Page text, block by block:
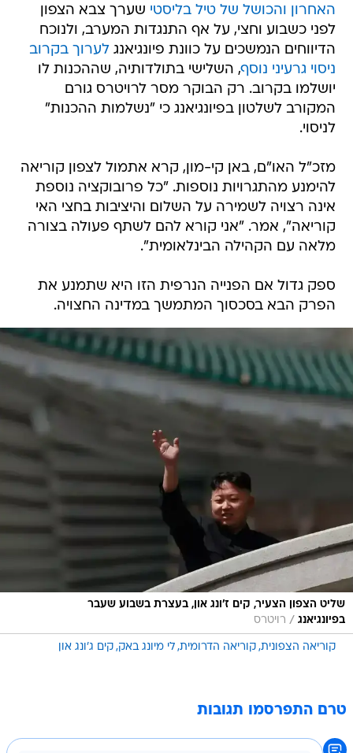
האחרון והכושל של טיל בליסטי שערך צבא הצפון
לפני כשבוע וחצי, על אף התנגדות המערב, ולנוכח
הדיווחים הנמשכים על כוונת פיונגיאנגלערוך בקרוב
ניסוי גרעיני נוסף, השלישי בתולדותיה, שההכנות לו
יושלמו בקרוב. רק הבוקר מסר לרויטרס גורם
המקורב לשלטון בפיונגיאנג כי "נשלמות ההכנות"
לניסוי.
מזכ"ל האו"ם, באן קי-מון, קרא אתמול לצפון קוריאה
להימנע מהתגרויות נוספות. "כל פרובוקציה נוספת
אינה רצויה לשמירה על השלום והיציבות בחצי האי
קוריאה", אמר. "אני קורא להם לשתף פעולה בצורה
מלאה עם הקהילה הבינלאומית".
ספק גדול אם הפנייה הנרפית הזו היא שתמנע את
הפרק הבא בסכסוך המתמשך במדינה החצויה.
שליט הצפון הצעיר, קים ז'ונג און, בעצרת בשבוע שעבר
בפיונגיאנג / רויטרס
קוריאה הצפונית קוריאה הדרומית לי מיונג באק קים ג'ונג און
טרם התפרסמו תגובות